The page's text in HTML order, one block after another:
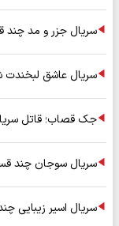
سریال جزر و مد
سریال عاشق
جک قصاب؛ قاتل
سریال سوجان چند
سریال اسیر زیبایی